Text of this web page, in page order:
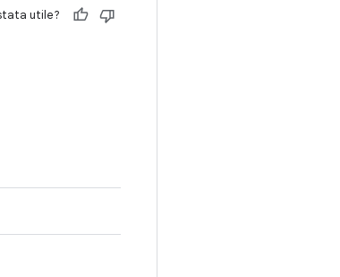
utile?